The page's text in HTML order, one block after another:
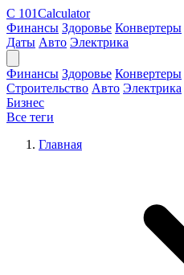
C 101Calculator
Финансы Здоровье Конвертеры
Даты Авто Электрика
Финансы Здоровье Конвертеры
Строительство Авто Электрика
Бизнес
Все теги
Главная